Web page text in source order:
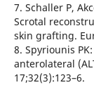
7. Schaller P,
Scrotal
skin grafting.
8. Spyriounis
anterolateral
17;32(3):123–6.